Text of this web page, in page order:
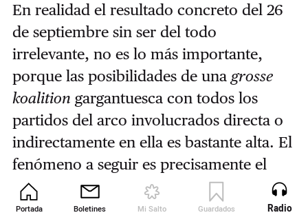
Portada Boletines Mi Salto Guardados Revista
En realidad el resultado concreto del 26
de septiembre sin ser del todo
irrelevante, no es lo más importante,
porque las posibilidades de una grosse
koalition gargantuesca con todos los
partidos del arco involucrados directa o
indirectamente en ella es bastante alta. El
fenómeno a seguir es precisamente el
desarrollo de estas brechas económicas y
sociales alemanas, aún incipientes peroRadio